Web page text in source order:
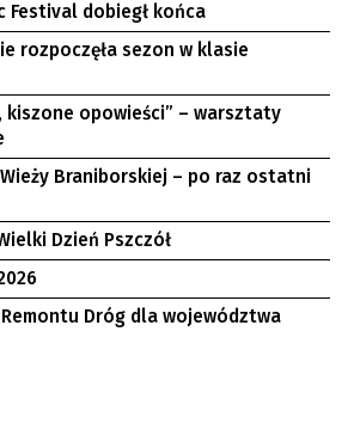
Festival dobiegł końca
rozpoczęła sezon w klasie
kiszone opowieści” – warsztaty
Braniborskiej – po raz ostatni
Dzień Pszczół
Remontu Dróg dla województwa